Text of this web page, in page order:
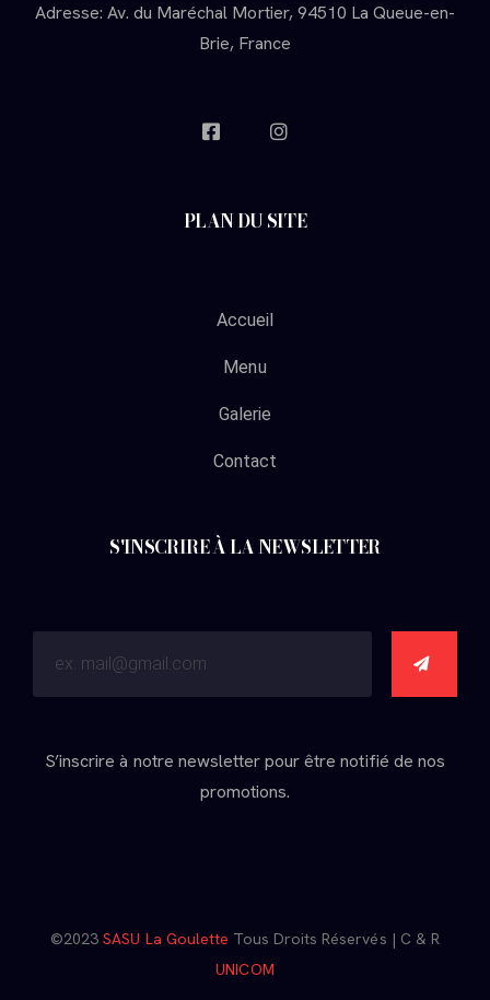
Adresse: Av. du Maréchal Mortier, 94510 La Queue-en-
Brie, France
PLAN DU SITE
Accueil
Menu
Galerie
Contact
S'INSCRIRE À LA NEWSLETTER
S’inscrire à notre newsletter pour être notifié de nos
promotions.
©2023SASU La Goulette Tous Droits Réservés | C & R
UNICOM